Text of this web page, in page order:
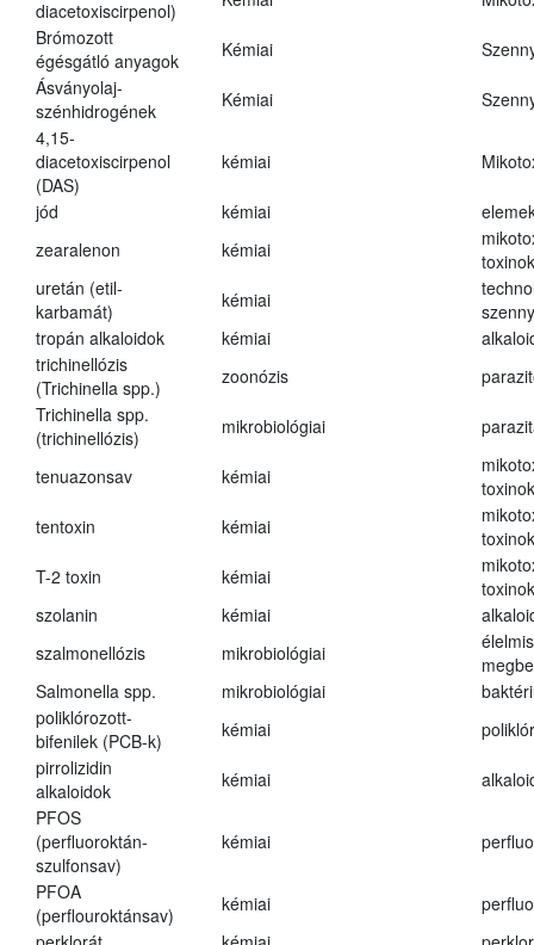
diacetoxiscirpenol)
Brómozott
égésgátló anyagok
Kémiai
Ásványolaj-
szénhidrogének
Kémiai
4,15-
diacetoxiscirpenol
(DAS)
kémiai
jód kémiai
zearalenon
kémiai
toxinok
uretán (etil-
karbamát)
kémiai
tropán alkaloidok
kémiai
trichinellózis
(Trichinella spp.)
zoonózis
Trichinella spp.
(trichinellózis)
mikrobiológiai
tenuazonsav kémiai
toxinok
tentoxin
kémiai
toxinok
T-2 toxin
kémiai
toxinok
szolanin
kémiai
szalmonellózis
mikrobiológiai
Salmonella spp.
mikrobiológiai
poliklórozott-
bifenilek (PCB-k)
kémiai
pirrolizidin
alkaloidok
kémiai
PFOS
(perfluoroktán-
szulfonsav)
kémiai
PFOA
(perflouroktánsav)
kémiai